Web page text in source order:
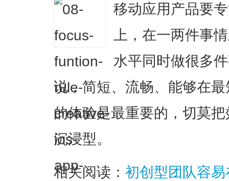
移动应用产品要
上，在一两件事
水平同时做很多
说，简短、流畅、能够在
的体验是最重要的，切莫
沉浸型。
相关阅读： 初创型团队容